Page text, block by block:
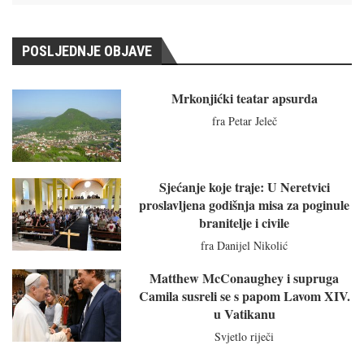
POSLJEDNJE OBJAVE
Mrkonjićki teatar apsurda
fra Petar Jeleč
Sjećanje koje traje: U Neretvici
proslavljena godišnja misa za poginule
branitelje i civile
fra Danijel Nikolić
Matthew McConaughey i supruga
Camila susreli se s papom Lavom XIV.
u Vatikanu
Svjetlo riječi